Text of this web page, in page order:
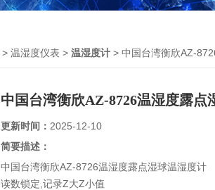
> 温湿度仪表 > 温湿度计 > 中国台湾衡欣AZ-8726
中国台湾衡欣AZ-8726温湿度露点
更新时间： 2025-12-10
简要描述：
中国台湾衡欣AZ-8726温湿度露点湿球温湿度计
读数锁定,记录Z大Z小值